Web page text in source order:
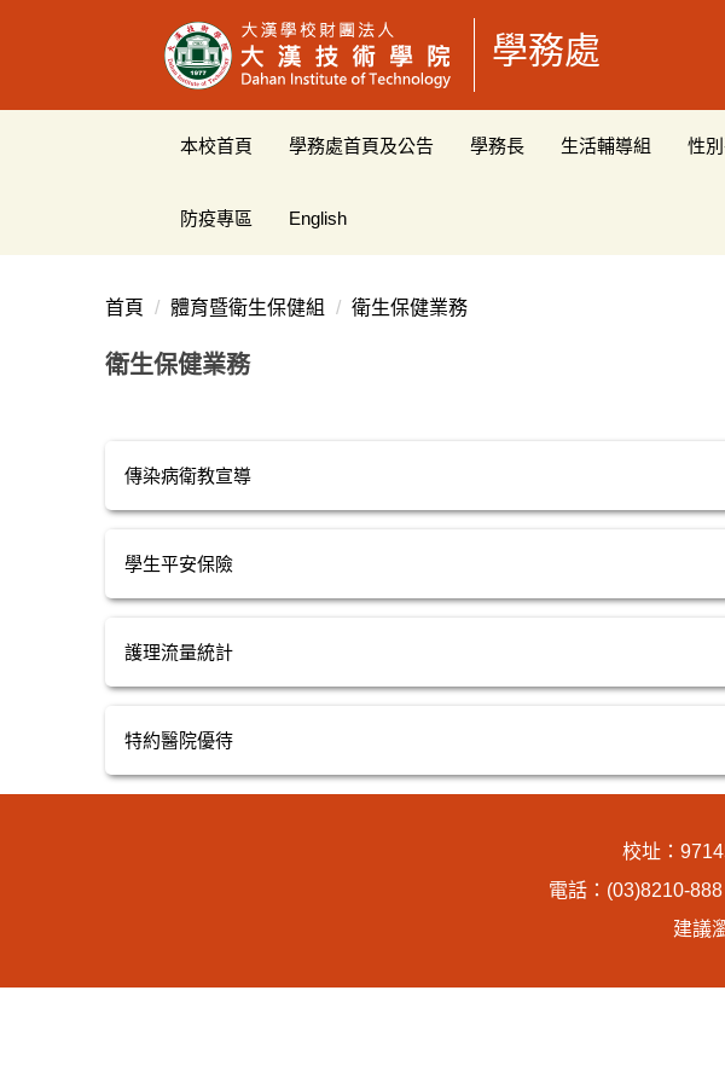
要
學務處
本校首頁 學務處首頁及公告 學務長 生活輔導組 性
防疫專區 English
首頁 體育暨衛生保健組 衛生保健業務
衛生保健業務
傳染病衛教宣導
學生平安保險
護理流量統計
特約醫院優待
校址：
電話：(03)8210-
建議